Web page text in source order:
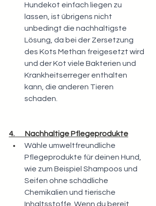
Hundekot einfach liegen zu
lassen, ist übrigens nicht
unbedingt die nachhaltigste
Lösung, da bei der Zersetzung
des Kots Methan freigesetzt wird
und der Kot viele Bakterien und
Krankheitserreger enthalten
kann, die anderen Tieren
schaden.
4.       Nachhaltige Pflegeprodukte
Wähle umweltfreundliche
Pflegeprodukte für deinen Hund,
wie zum Beispiel Shampoos und
Seifen ohne schädliche
Chemikalien und tierische
Inhaltsstoffe. Wenn du bereit